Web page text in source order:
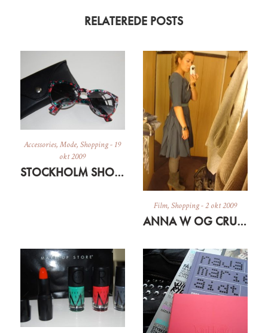
RELATEREDE POSTS
Accessories,Mode,Shopping- 19
okt 2009
STOCKHOLM SHOPPING ENCORE
Film,Shopping-2 okt 2009
ANNA W OG CRUSH I COS